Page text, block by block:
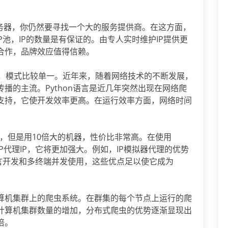
，你仍然要寻找一个大的服务提供商。在这方面，
，IP的数量是有保证的。由专人实时维护IP提供更
，品牌效应值得信赖。
式比较单一。近年来，随着网络技术的不断发展，
的主流。Python语言是近几年突然出现在网络爬
，它使开发效率更高。在运行效率方面，网络时间
但是用10倍大的机器，性价比非常高。在使用
理IP，它将更加强大。例如，IP模拟器代理的优势
发和多终端并发使用，这些优点足以使它成为
集群上的爬虫系统。在群集的每个节点上运行的爬
机集群数量的增加，分布式爬虫的优势逐渐显现出